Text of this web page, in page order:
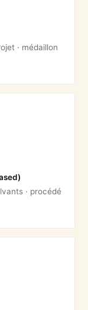
· médaillon
· procédé